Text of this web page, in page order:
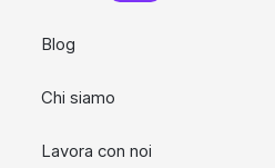
Blog
Chi siamo
Lavora con noi